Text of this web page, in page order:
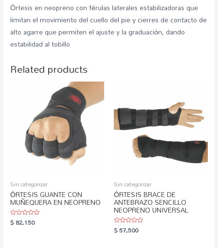
Órtesis en neopreno con férulas laterales estabilizadoras que
limitan el movimiento del cuello del pie y cierres de contacto de
alto agarre que permiten el ajuste y la graduación, dando
estabilidad al tobillo
Related products
Sin categorizar
ÓRTESIS GUANTE CON
MUÑEQUERA EN NEOPRENO
Rated
0
$82,150
Sin categorizar
ÓRTESIS BRACE DE
ANTEBRAZO SENCILLO
NEOPRENO UNIVERSAL
Rated
0
$57,500